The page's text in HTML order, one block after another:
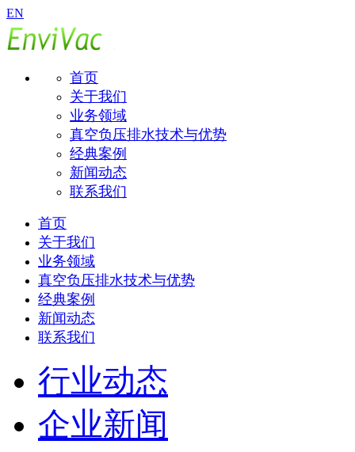
EN
首页
关于我们
业务领域
真空负压排水技术与优势
经典案例
新闻动态
联系我们
首页
关于我们
业务领域
真空负压排水技术与优势
经典案例
新闻动态
联系我们
行业动态
企业新闻